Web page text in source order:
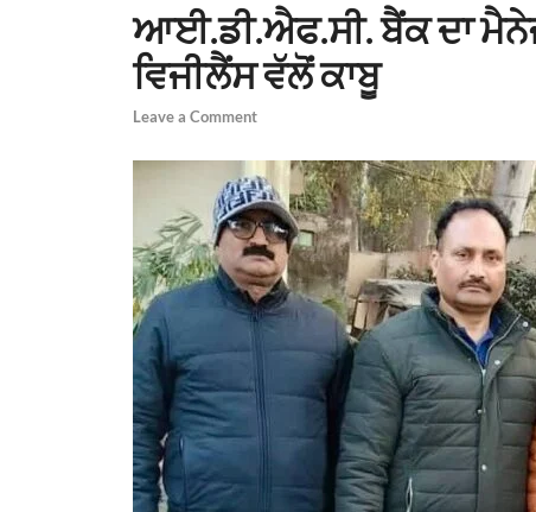
ਆਈ.ਡੀ.ਐਫ.ਸੀ. ਬੈਂਕ ਦਾ
ਵਿਜੀਲੈਂਸ ਵੱਲੋਂ ਕਾਬੂ
Leave a Comment